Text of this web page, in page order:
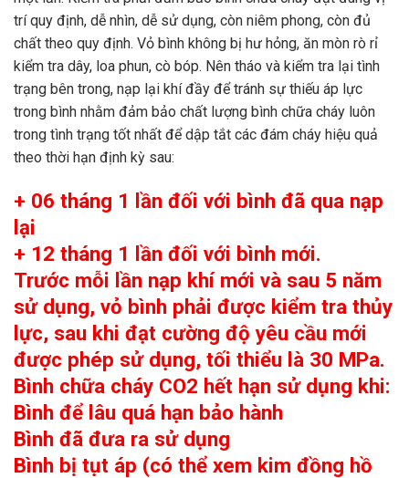
trí quy định, dễ nhìn, dễ sử dụng, còn niêm phong, còn đủ
chất theo quy định. Vỏ bình không bị hư hỏng, ăn mòn rò rỉ
kiểm tra dây, loa phun, cò bóp. Nên tháo và kiểm tra lại tình
trạng bên trong, nạp lại khí đầy để tránh sự thiếu áp lực
trong bình nhằm đảm bảo chất lượng bình chữa cháy luôn
trong tình trạng tốt nhất để dập tắt các đám cháy hiệu quả
theo thời hạn định kỳ sau:
+ 06 tháng 1 lần đối với bình đã qua nạp
lại
+ 12 tháng 1 lần đối với bình mới.
Trước mỗi lần nạp khí mới và sau 5 năm
sử dụng, vỏ bình phải được kiểm tra thủy
lực, sau khi đạt cường độ yêu cầu mới
được phép sử dụng, tối thiểu là 30 MPa.
​Bình chữa cháy CO2 hết hạn sử dụng khi:
Bình để lâu quá hạn bảo hành
Bình đã đưa ra sử dụng
Bình bị tụt áp (có thể xem kim đồng hồ